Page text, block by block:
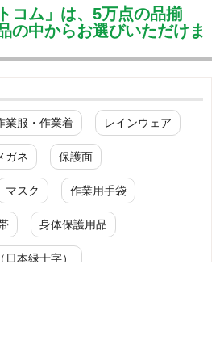
コム」は、5万点の品揃
の中からお選びいただけま
業服・作業着 レインウェア
ガネ 保護面
マスク 作業用手袋
身体保護用品
日本緑十字）